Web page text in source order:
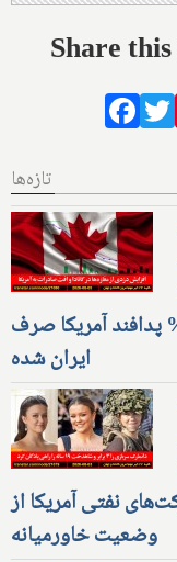
تازه‌ها
تمامی موشک‌های دوربرد و ۸۰% پدافند آمریکا صرف
ایران شده
نفتی آمریکا از
وضعیت خاورمیانه